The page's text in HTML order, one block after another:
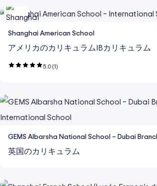
Shanghai American School
アメリカのカリキュラム IBカリキュラム
5.0 (1)
GEMS Albarsha National School – Dubai
英国のカリキュラム